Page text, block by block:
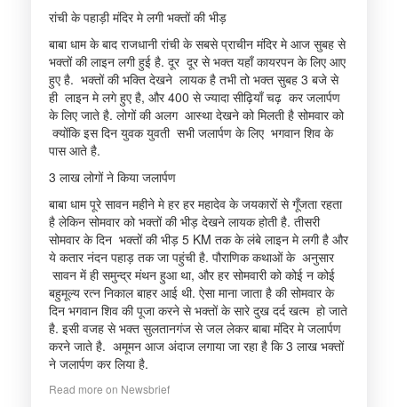
रांची के पहाड़ी मंदिर मे लगी भक्तों की भीड़
बाबा धाम के बाद राजधानी रांची के सबसे प्राचीन मंदिर मे आज सुबह से
भक्तों की लाइन लगी हुई है. दूर दूर से भक्त यहाँ कायरपन के लिए आए
हुए है. भक्तों की भक्ति देखने लायक है तभी तो भक्त सुबह 3 बजे से
ही लाइन मे लगे हुए है, और 400 से ज्यादा सीढ़ियाँ चढ़ कर जलार्पण
के लिए जाते है. लोगों की अलग आस्था देखने को मिलती है सोमवार को
क्योंकि इस दिन युवक युवती सभी जलार्पण के लिए भगवान शिव के
पास आते है.
3 लाख लोगों ने किया जलार्पण
बाबा धाम पूरे सावन महीने मे हर हर महादेव के जयकारों से गूँजता रहता
है लेकिन सोमवार को भक्तों की भीड़ देखने लायक होती है. तीसरी
सोमवार के दिन भक्तों की भीड़ 5 KM तक के लंबे लाइन मे लगी है और
ये कतार नंदन पहाड़ तक जा पहुंची है. पौराणिक कथाओं के अनुसार
सावन में ही समुन्द्र मंथन हुआ था, और हर सोमवारी को कोई न कोई
बहुमूल्य रत्न निकाल बाहर आई थी. ऐसा माना जाता है की सोमवार के
दिन भगवान शिव की पूजा करने से भक्तों के सारे दुख दर्द खत्म हो जाते
है. इसी वजह से भक्त सुलतानगंज से जल लेकर बाबा मंदिर मे जलार्पण
करने जाते है. अमूमन आज अंदाज लगाया जा रहा है कि 3 लाख भक्तों
ने जलार्पण कर लिया है.
Read more on Newsbrief